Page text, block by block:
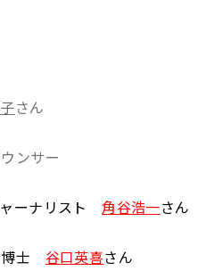
さん
ンサー
ーナリスト角谷浩一さん
士 谷口英喜さん